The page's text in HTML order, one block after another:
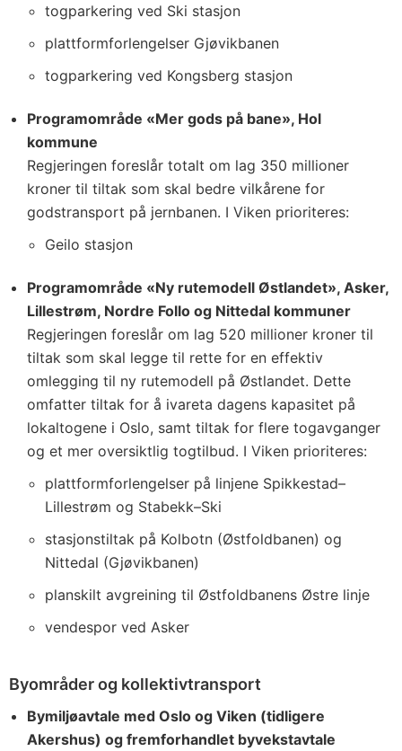
togparkering ved Ski stasjon
plattformforlengelser Gjøvikbanen
togparkering ved Kongsberg stasjon
Programområde «Mer gods på bane», Hol
kommune
Regjeringen foreslår totalt om lag 350 millioner
kroner til tiltak som skal bedre vilkårene for
godstransport på jernbanen. I Viken prioriteres:
Geilo stasjon
Programområde «Ny rutemodell Østlandet», Asker,
Lillestrøm, Nordre Follo og Nittedal kommuner
Regjeringen foreslår om lag 520 millioner kroner til
tiltak som skal legge til rette for en effektiv
omlegging til ny rutemodell på Østlandet. Dette
omfatter tiltak for å ivareta dagens kapasitet på
lokaltogene i Oslo, samt tiltak for flere togavganger
og et mer oversiktlig togtilbud. I Viken prioriteres:
plattformforlengelser på linjene Spikkestad–
Lillestrøm og Stabekk–Ski
stasjonstiltak på Kolbotn (Østfoldbanen) og
Nittedal (Gjøvikbanen)
planskilt avgreining til Østfoldbanens Østre linje
vendespor ved Asker
Byområder og kollektivtransport
Bymiljøavtale med Oslo og Viken (tidligere
Akershus) og fremforhandlet byvekstavtale